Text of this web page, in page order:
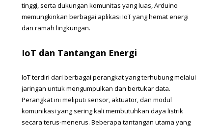
tinggi, serta dukungan komunitas yang luas, Arduino
memungkinkan berbagai aplikasi IoT yang hemat energi
dan ramah lingkungan.
IoT dan Tantangan Energi
IoT terdiri dari berbagai perangkat yang terhubung melalui
jaringan untuk mengumpulkan dan bertukar data.
Perangkat ini meliputi sensor, aktuator, dan modul
komunikasi yang sering kali membutuhkan daya listrik
secara terus-menerus. Beberapa tantangan utama yang